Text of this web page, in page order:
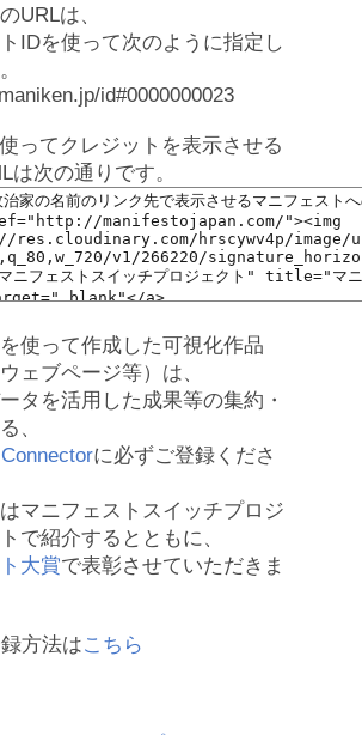
URLは、
IDを使って次のように指定し
id#0000000023
ってクレジットを表示させる
は次の通りです。
使って作成した可視化作品
ェブページ等）は、
タを活用した成果等の集約・
、
に必ずご登録くださ
マニフェストスイッチプロジ
で紹介するとともに、
大賞で表彰させていただきま
方法はこちら